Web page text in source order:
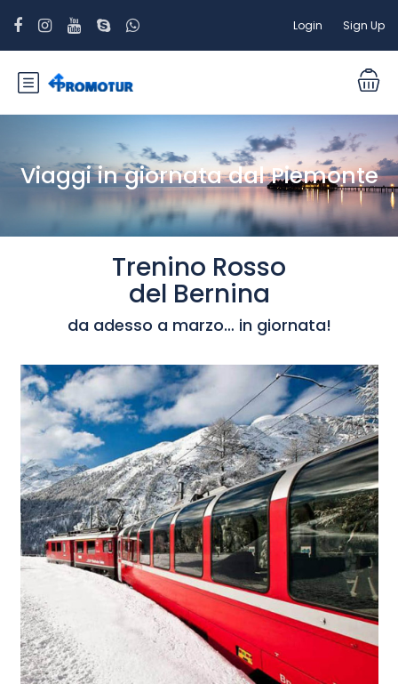
Login Sign Up
Viaggi in giornata dal Piemonte
Trenino Rosso
del Bernina
da adesso a marzo… in giornata!